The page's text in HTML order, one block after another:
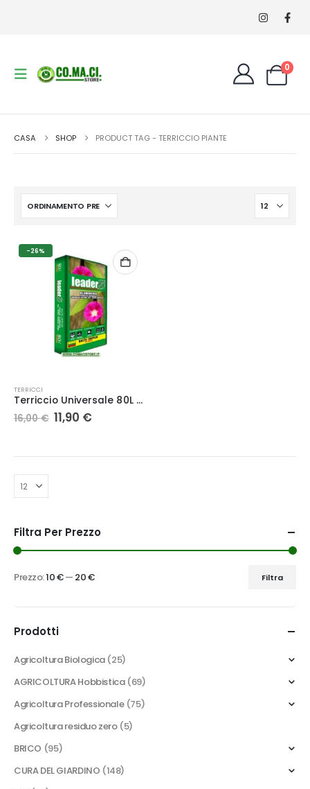
0
CASA SHOP PRODUCT TAG - TERRICCIO PIANTE
-26%
TERRICCI
Terriccio Universale 80L per Orto e Piante – Crescita Rapida
16,00€ Il
prezzo
16,00 €.
11,90 €
11,90 €.
Filtra Per Prezzo
Filtra
Prezzo:10 €— 20 €
Prodotti
Agricoltura Biologica (25)
AGRICOLTURA Hobbistica (69)
Agricoltura Professionale (75)
Agricoltura residuo zero (5)
BRICO (95)
CURA DEL GIARDINO (148)